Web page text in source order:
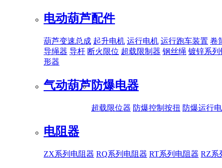
电动葫芦配件
葫芦变速总成 起升电机 运行电机 运行跑车装置 卷
导绳器 导杆 断火限位 超载限制器 钢丝绳 镀锌系列
形器
气动葫芦防爆电器
超载限位器 防爆控制按扭 防爆运行
电阻器
ZX系列电阻器 RQ系列电阻器 RT系列电阻器 RZ系